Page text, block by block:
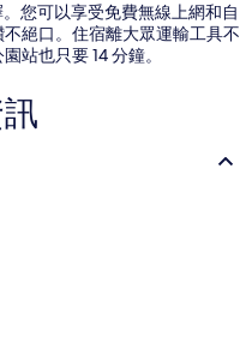
您可以享受免費無線上網和自
絕口。住宿離大眾運輸工具不
站也只要 14 分鐘。